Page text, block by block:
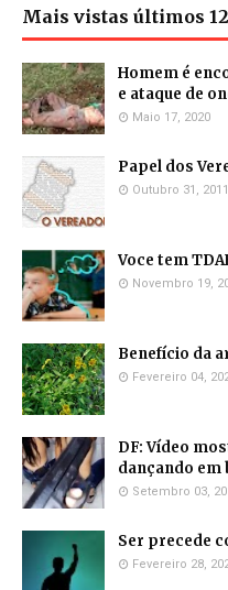
Mais vistas últimos
Homem é
e ataque de
Maio 17, 2020
Papel dos
Outubro 31, 2011
Voce tem
Novembro 19,
Benefício da
Fevereiro 04,
DF: Vídeo
dançando em
Setembro 03,
Ser precede
Fevereiro 28,